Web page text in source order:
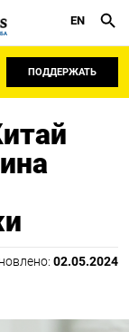
EN
ПОДДЕРЖАТЬ
02.05.2024